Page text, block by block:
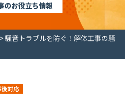
のお役立ち情報
>騒音トラブルを防ぐ！解体工事の騒
対応